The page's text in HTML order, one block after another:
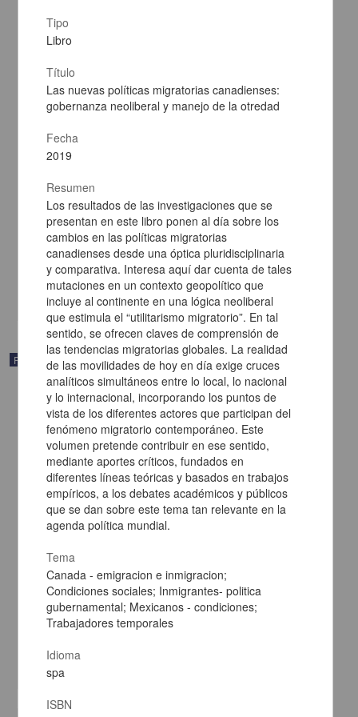
La autodeterminación de los pueblos: controversias en Europa y
las Américas
Compte Nunes, Guillem - Instituto de Investigaciones Sociales,
UNAM
2024-09-10
Ciencias Sociales y Económicas
Publicación editorial
Emociones y afectividad: itinerarios metodológicos
Ariza, Marina - Instituto de Investigaciones Sociales, UNAM
2024-09-02
Tipo
Libro
Título
Las nuevas políticas migratorias canadienses:
gobernanza neoliberal y manejo de la otredad
Fecha
2019
Resumen
Los resultados de las investigaciones que se
presentan en este libro ponen al día sobre los
cambios en las políticas migratorias
canadienses desde una óptica pluridisciplinaria
y comparativa. Interesa aquí dar cuenta de tales
mutaciones en un contexto geopolítico que
incluye al continente en una lógica neoliberal
que estimula el “utilitarismo migratorio”. En tal
sentido, se ofrecen claves de comprensión de
las tendencias migratorias globales. La realidad
de las movilidades de hoy en día exige cruces
analíticos simultáneos entre lo local, lo nacional
y lo internacional, incorporando los puntos de
vista de los diferentes actores que participan del
fenómeno migratorio contemporáneo. Este
volumen pretende contribuir en ese sentido,
mediante aportes críticos, fundados en
diferentes líneas teóricas y basados en trabajos
empíricos, a los debates académicos y públicos
que se dan sobre este tema tan relevante en la
agenda política mundial.
Tema
Canada - emigracion e inmigracion;
Condiciones sociales; Inmigrantes- politica
gubernamental; Mexicanos - condiciones;
Trabajadores temporales
Idioma
spa
ISBN